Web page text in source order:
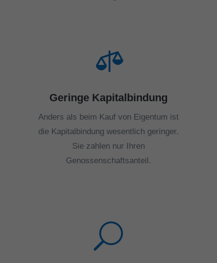

Geringe Kapitalbindung
Anders als beim Kauf von Eigentum ist
die Kapitalbindung wesentlich geringer.
Sie zahlen nur Ihren
Genossenschaftsanteil.
U